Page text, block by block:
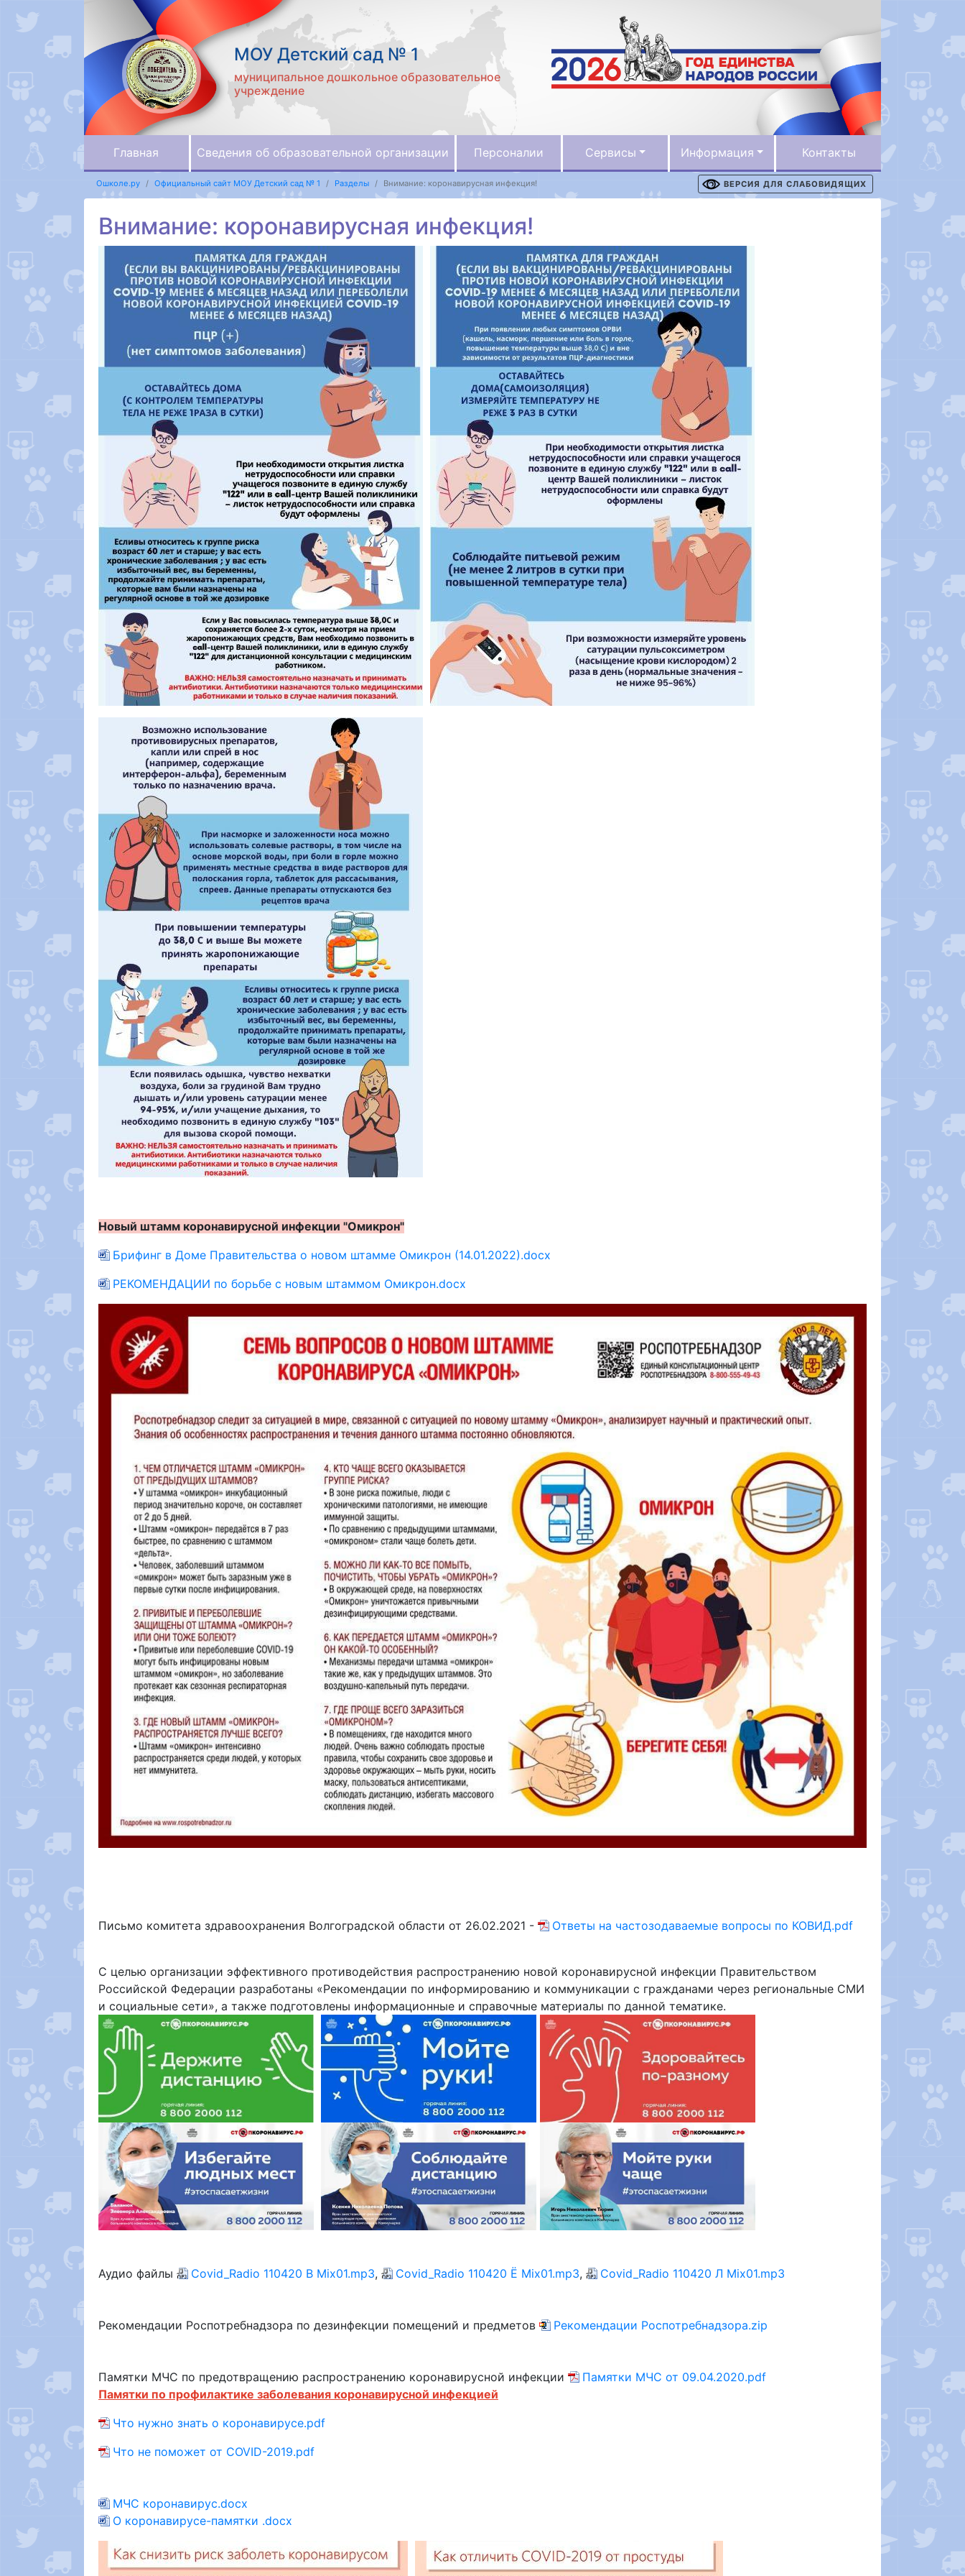
МОУ Детский сад № 1
муниципальное дошкольное образовательное
учреждение
Главная Сведения об образовательной организации Персоналии Сервисы Информация Контакты
Ошколе.ру Официальный сайт МОУ Детский сад № 1 Разделы Внимание: коронавирусная инфекция! ВЕРСИЯ ДЛЯ СЛАБОВИДЯЩИХ
Внимание: коронавирусная инфекция!
Новый штамм коронавирусной инфекции "Омикрон"
Брифинг в Доме Правительства о новом штамме Омикрон (14.01.2022).docx
РЕКОМЕНДАЦИИ по борьбе с новым штаммом Омикрон.docx
Письмо комитета здравоохранения Волгоградской области от 26.02.2021 - Ответы на частозодаваемые вопросы по КОВИД.pdf
С целью организации эффективного противодействия распространению новой коронавирусной инфекции Правительством
Российской Федерации разработаны «Рекомендации по информированию и коммуникации с гражданами через региональные СМИ
и социальные сети», а также подготовлены информационные и справочные материалы по данной тематике.
Аудио файлы Covid_Radio 110420 В Mix01.mp3, Covid_Radio 110420 Ё Mix01.mp3, Covid_Radio 110420 Л Mix01.mp3
Рекомендации Роспотребнадзора по дезинфекции помещений и предметов Рекомендации Роспотребнадзора.zip
Памятки МЧС по предотвращению распространению коронавирусной инфекции
Памятки МЧС от 09.04.2020.pdf
Памятки по профилактике заболевания коронавирусной инфекцией
Что нужно знать о коронавирусе.pdf
Что не поможет от COVID-2019.pdf
МЧС коронавирус.docx
О коронавирусе-памятки .docx